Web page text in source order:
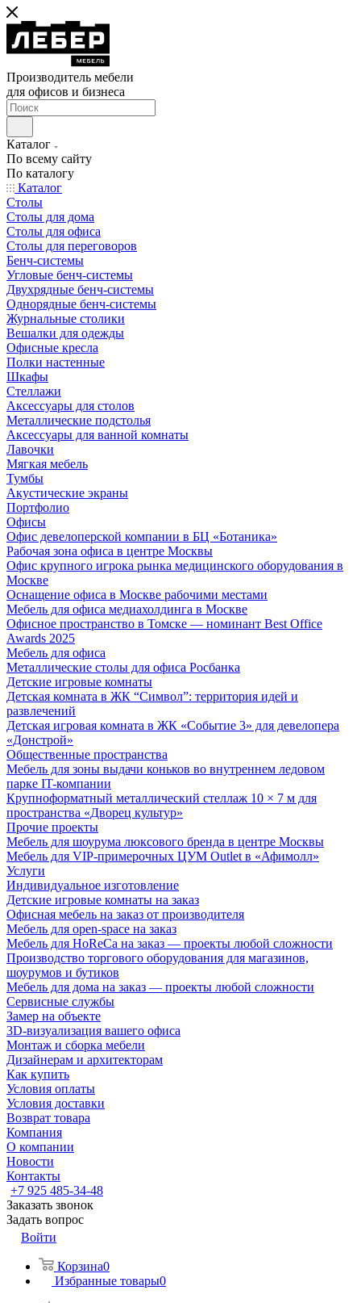
Производитель мебели
для офисов и бизнеса
Каталог
По всему сайту
По каталогу
Каталог
Столы
Столы для дома
Столы для офиса
Столы для переговоров
Бенч-системы
Угловые бенч-системы
Двухрядные бенч-системы
Однорядные бенч-системы
Журнальные столики
Вешалки для одежды
Офисные кресла
Полки настенные
Шкафы
Стеллажи
Аксессуары для столов
Металлические подстолья
Аксессуары для ванной комнаты
Лавочки
Мягкая мебель
Тумбы
Акустические экраны
Портфолио
Офисы
Офис девелоперской компании в БЦ «Ботаника»
Рабочая зона офиса в центре Москвы
Офис крупного игрока рынка медицинского оборудования в
Москве
Оснащение офиса в Москве рабочими местами
Мебель для офиса медиахолдинга в Москве
Офисное пространство в Томске — номинант Best Office
Awards 2025
Мебель для офиса
Металлические столы для офиса Росбанка
Детские игровые комнаты
Детская комната в ЖК “Символ”: территория идей и
развлечений
Детская игровая комната в ЖК «Событие 3» для девелопера
«Донстрой»
Общественные пространства
Мебель для зоны выдачи коньков во внутреннем ледовом
парке IT-компании
Крупноформатный металлический стеллаж 10 × 7 м для
пространства «Дворец культур»
Прочие проекты
Мебель для шоурума люксового бренда в центре Москвы
Мебель для VIP-примерочных ЦУМ Outlet в «Афимолл»
Услуги
Индивидуальное изготовление
Детские игровые комнаты на заказ
Офисная мебель на заказ от производителя
Мебель для open-space на заказ
Мебель для HoReCa на заказ — проекты любой сложности
Производство торгового оборудования для магазинов,
шоурумов и бутиков
Мебель для дома на заказ — проекты любой сложности
Сервисные службы
Замер на объекте
3D-визуализация вашего офиса
Монтаж и сборка мебели
Дизайнерам и архитекторам
Как купить
Условия оплаты
Условия доставки
Возврат товара
Компания
О компании
Новости
Контакты
+7 925 485-34-48
Заказать звонок
Задать вопрос
Войти
Корзина0
Избранные товары0